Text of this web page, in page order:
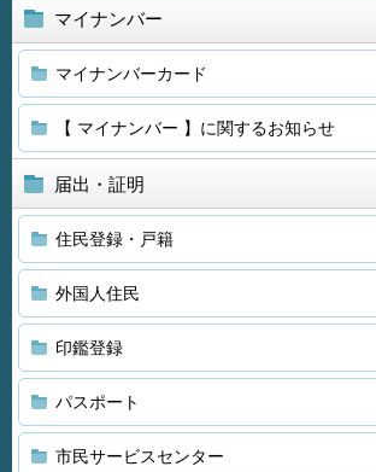
マイナンバー
マイナンバーカード
【 マイナンバー 】に関するお知らせ
届出・証明
住民登録・戸籍
外国人住民
印鑑登録
パスポート
市民サービスセンター